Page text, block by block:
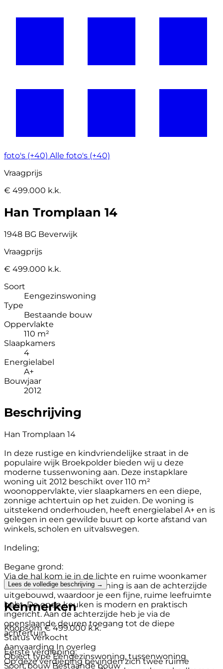
foto's (+40) Alle foto's (+40)
Vraagprijs
€ 499.000 k.k.
Han Tromplaan 14
1948 BG Beverwijk
Vraagprijs
€ 499.000 k.k.
Soort
Eengezinswoning
Type
Bestaande bouw
Oppervlakte
110 m²
Slaapkamers
4
Energielabel
A+
Bouwjaar
2012
Beschrijving
Han Tromplaan 14
In deze rustige en kindvriendelijke straat in de
populaire wijk Broekpolder bieden wij u deze
moderne tussenwoning aan. Deze instapklare
woning uit 2012 beschikt over 110 m²
woonoppervlakte, vier slaapkamers en een diepe,
zonnige achtertuin op het zuiden. De woning is
uitstekend onderhouden, heeft energielabel A+ en is
gelegen in een gewilde buurt op korte afstand van
winkels, scholen en uitvalswegen.
Indeling;
Begane grond:
Via de hal kom je in de lichte en ruime woonkamer
met open keuken. De woning is aan de achterzijde
uitgebouwd, waardoor je een fijne, ruime leefruimte
hebt. De open keuken is modern en praktisch
ingericht. Aan de achterzijde heb je via de
openslaande deuren toegang tot de diepe
achtertuin.
Eerste verdieping:
Op deze verdieping bevinden zich twee ruime
Lees de volledige beschrijving →
Kenmerken
Koopsom € 499.000 k.k.
Status Verkocht
Aanvaarding In overleg
Object type Eengezinswoning, tussenwoning
Soort bouw Bestaande bouw